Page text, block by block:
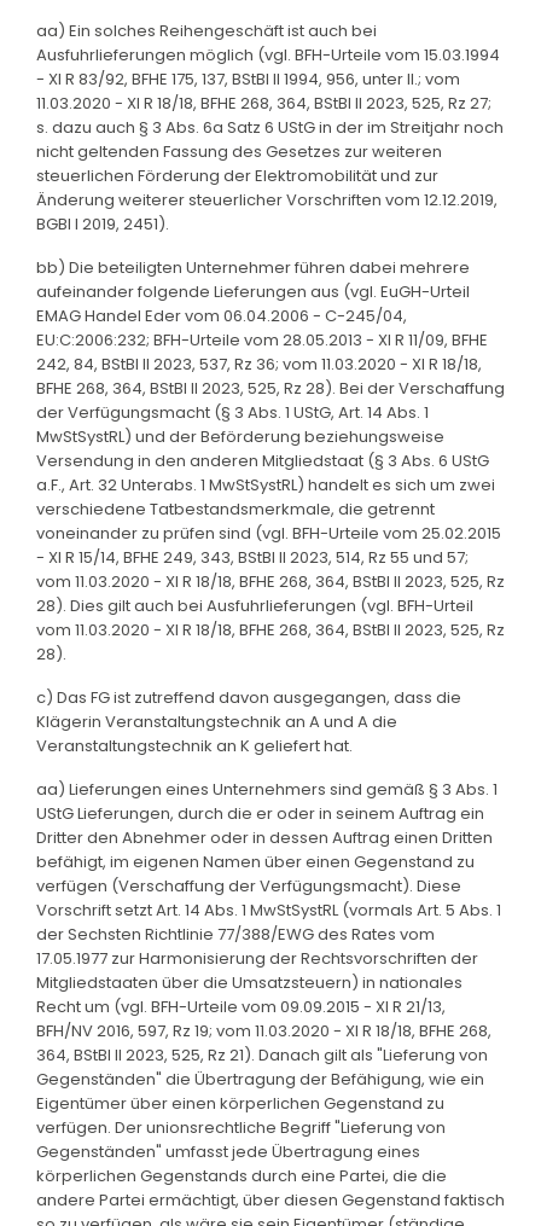
aa) Ein solches Reihengeschäft ist auch bei
Ausfuhrlieferungen möglich (vgl. BFH-Urteile vom 15.03.1994
- XI R 83/92, BFHE 175, 137, BStBl II 1994, 956, unter II.; vom
11.03.2020 - XI R 18/18, BFHE 268, 364, BStBl II 2023, 525, Rz 27;
s. dazu auch § 3 Abs. 6a Satz 6 UStG in der im Streitjahr noch
nicht geltenden Fassung des Gesetzes zur weiteren
steuerlichen Förderung der Elektromobilität und zur
Änderung weiterer steuerlicher Vorschriften vom 12.12.2019,
BGBl I 2019, 2451).
bb) Die beteiligten Unternehmer führen dabei mehrere
aufeinander folgende Lieferungen aus (vgl. EuGH-Urteil
EMAG Handel Eder vom 06.04.2006 - C-245/04,
EU:C:2006:232; BFH-Urteile vom 28.05.2013 - XI R 11/09, BFHE
242, 84, BStBl II 2023, 537, Rz 36; vom 11.03.2020 - XI R 18/18,
BFHE 268, 364, BStBl II 2023, 525, Rz 28). Bei der Verschaffung
der Verfügungsmacht (§ 3 Abs. 1 UStG, Art. 14 Abs. 1
MwStSystRL) und der Beförderung beziehungsweise
Versendung in den anderen Mitgliedstaat (§ 3 Abs. 6 UStG
a.F., Art. 32 Unterabs. 1 MwStSystRL) handelt es sich um zwei
verschiedene Tatbestandsmerkmale, die getrennt
voneinander zu prüfen sind (vgl. BFH-Urteile vom 25.02.2015
- XI R 15/14, BFHE 249, 343, BStBl II 2023, 514, Rz 55 und 57;
vom 11.03.2020 - XI R 18/18, BFHE 268, 364, BStBl II 2023, 525, Rz
28). Dies gilt auch bei Ausfuhrlieferungen (vgl. BFH-Urteil
vom 11.03.2020 - XI R 18/18, BFHE 268, 364, BStBl II 2023, 525, Rz
28).
c) Das FG ist zutreffend davon ausgegangen, dass die
Klägerin Veranstaltungstechnik an A und A die
Veranstaltungstechnik an K geliefert hat.
aa) Lieferungen eines Unternehmers sind gemäß § 3 Abs. 1
UStG Lieferungen, durch die er oder in seinem Auftrag ein
Dritter den Abnehmer oder in dessen Auftrag einen Dritten
befähigt, im eigenen Namen über einen Gegenstand zu
verfügen (Verschaffung der Verfügungsmacht). Diese
Vorschrift setzt Art. 14 Abs. 1 MwStSystRL (vormals Art. 5 Abs. 1
der Sechsten Richtlinie 77/388/EWG des Rates vom
17.05.1977 zur Harmonisierung der Rechtsvorschriften der
Mitgliedstaaten über die Umsatzsteuern) in nationales
Recht um (vgl. BFH-Urteile vom 09.09.2015 - XI R 21/13,
BFH/NV 2016, 597, Rz 19; vom 11.03.2020 - XI R 18/18, BFHE 268,
364, BStBl II 2023, 525, Rz 21). Danach gilt als "Lieferung von
Gegenständen" die Übertragung der Befähigung, wie ein
Eigentümer über einen körperlichen Gegenstand zu
verfügen. Der unionsrechtliche Begriff "Lieferung von
Gegenständen" umfasst jede Übertragung eines
körperlichen Gegenstands durch eine Partei, die die
andere Partei ermächtigt, über diesen Gegenstand faktisch